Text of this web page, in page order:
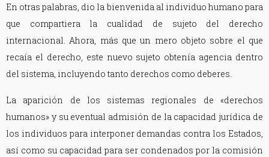
En otras palabras, dio la bienvenida al individuo humano para
que compartiera la cualidad de sujeto del derecho
internacional. Ahora, más que un mero objeto sobre el que
recaía el derecho, este nuevo sujeto obtenía agencia dentro
del sistema, incluyendo tanto derechos como deberes.
La aparición de los sistemas regionales de «derechos
humanos» y su eventual admisión de la capacidad jurídica de
los individuos para interponer demandas contra los Estados,
así como su capacidad para ser condenados por la comisión